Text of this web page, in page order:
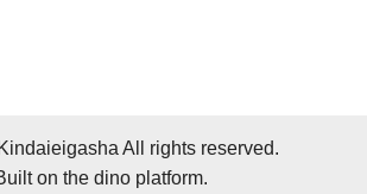
All rights reserved.
on the dino platform.